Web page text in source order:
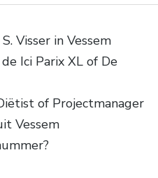
Visser in Vessem
Ici Parix XL of De
of Projectmanager
Vessem